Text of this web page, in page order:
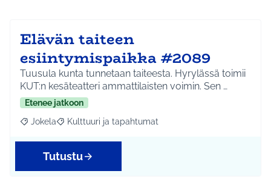
Elävän taiteen
esiintymispaikka #2089
Tuusula kunta tunnetaan taiteesta. Hyrylässä toimii
KUT:n kesäteatteri ammattilaisten voimin. Sen …
Etenee jatkoon
Rajaa tulokset aihepiirin mukaan: Jokela
Jokela Rajaa tulokset teeman mukaan: Kulttuuri ja
Kulttuuri ja tapahtumat
Tutustu